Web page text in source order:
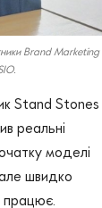
Brand Marketing
Stand Stones
реальні
моделі
швидко
працює.